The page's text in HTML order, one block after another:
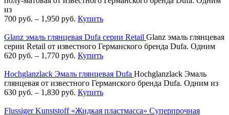
из
700 руб. – 1,950 руб. Купить
Glanz эмаль глянцевая Dufa серии Retail Glanz эмаль глянцевая
серии Retail от известного Германского бренда Dufa. Одним
620 руб. – 1,770 руб. Купить
Hochglanzlack Эмаль глянцевая Dufa Hochglanzlack Эмаль
глянцевая от известного Германского бренда Dufa. Одним из
630 руб. – 1,830 руб. Купить
Flussiger Kunststoff «Жидкая пластмасса» Суперпрочная